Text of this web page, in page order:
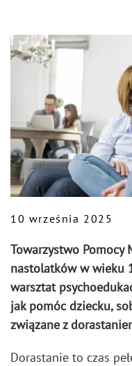
10 września 2025
Towarzystwo Pomocy
nastolatków w wieku
warsztat
jak pomóc dziecku,
związane z
Dorastanie to czas